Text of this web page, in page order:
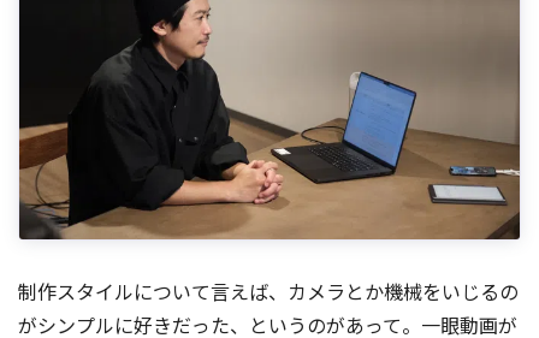
制作スタイルについて言えば、カメラとか機械をいじるの
がシンプルに好きだった、というのがあって。一眼動画が